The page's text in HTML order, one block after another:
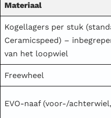
Materiaal
Kogellagers per stuk
Ceramicspeed) –
van het loopwiel
Freewheel
EVO-naaf (voor-/